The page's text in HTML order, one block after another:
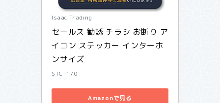
Isaac Trading
セールス 勧誘 チラシ お断り ア
イコン ステッカー インターホ
ンサイズ
STC-170
Amazonで見る